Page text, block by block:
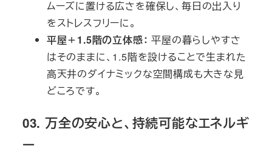
ムーズに置ける広さを確保し、毎日の出入り
をストレスフリーに。
平屋＋1.5階の立体感： 平屋の暮らしやすさ
はそのままに、1.5階を設けることで生まれた
高天井のダイナミックな空間構成も大きな見
どころです。
03. 万全の安心と、持続可能なエネルギ
ー